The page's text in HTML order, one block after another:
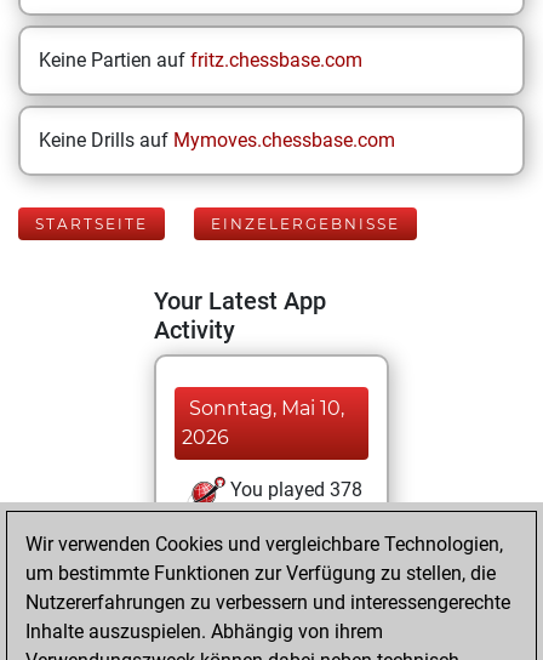
Keine Partien auf fritz.chessbase.com
Keine Drills auf Mymoves.chessbase.com
STARTSEITE EINZELERGEBNISSE
Your Latest App
Activity
Sonntag, Mai 10,
2026
You played 378
You scored
+226 =17 -135 in
blitz
Wir verwenden Cookies und vergleichbare Technologien,
um bestimmte Funktionen zur Verfügung zu stellen, die
Nutzererfahrungen zu verbessern und interessengerechte
Inhalte auszuspielen. Abhängig von ihrem